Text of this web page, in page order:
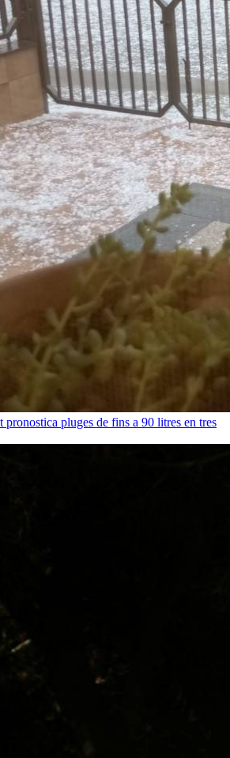
pronostica pluges de fins a 90 litres en tres